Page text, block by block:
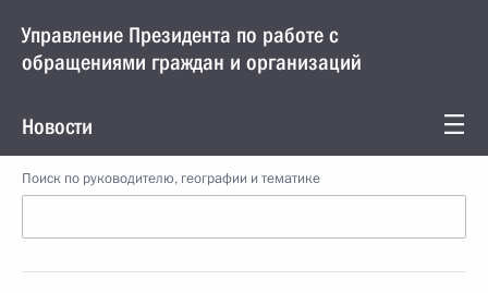
Управление Президента по работе с
обращениями граждан и организаций
Новости
Поиск по руководителю, географии и тематике